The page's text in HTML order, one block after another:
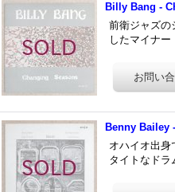
Billy Bang -
前衛ジャズの
したマイナ
Benny Bailey
オハイオ出身
タイトなド